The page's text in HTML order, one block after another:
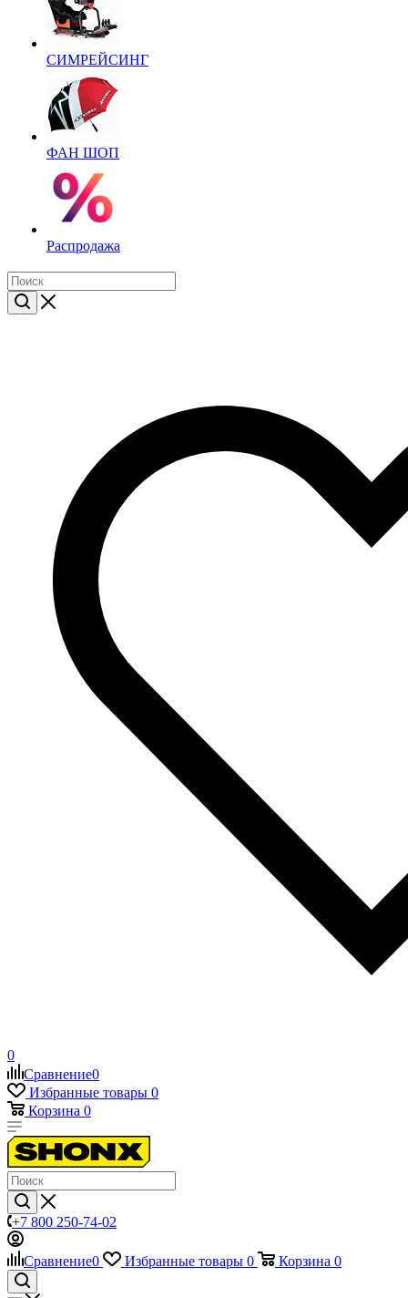
СИМРЕЙСИНГ
ФАН ШОП
Распродажа
0
Сравнение0
Избранные товары 0
Корзина 0
+7 800 250-74-02
Сравнение0 Избранные товары 0 Корзина 0